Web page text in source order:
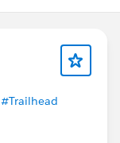
#Trailhead